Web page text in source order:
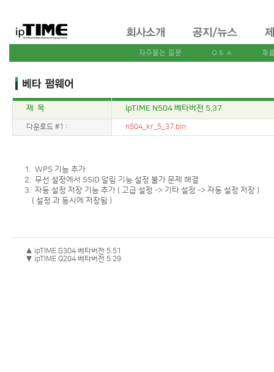
제 목 ipTIME N504 베타버전 5.37
다운로드 #1 : n504_kr_5_37.bin
1. WPS 기능 추가
2. 무선 설정에서 SSID 알림 기능 설정 불가 문제 해결
3. 자동 설정 저장 기능 추가 ( 고급 설정 -> 기타 설정 -> 자동 설정 저장 )
( 설정 과 동시에 저장됨 )
▲ ipTIME G304 베타버전 5.51
▼ ipTIME Q204 베타버전 5.29